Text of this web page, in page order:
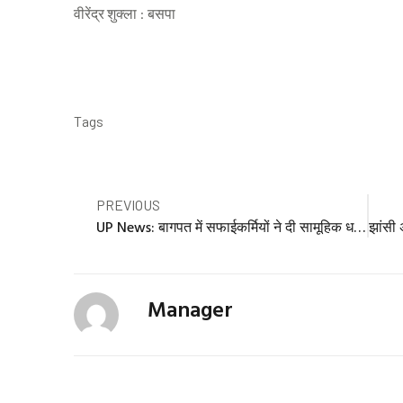
वीरेंद्र शुक्ला : बसपा
Tags
Prev
PREVIOUS
UP News: बागपत में सफाईकर्मियों ने दी सामूहिक धर्म परिवर्तन और आत्मदाह की चेतावनी, जानें क्या है पूरा मामला
Manager